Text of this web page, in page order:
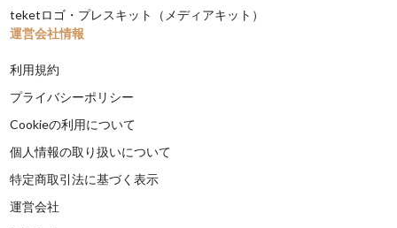
teketロゴ・プレスキット（メディアキット）
運営会社情報
利用規約
プライバシーポリシー
Cookieの利用について
個人情報の取り扱いについて
特定商取引法に基づく表示
運営会社